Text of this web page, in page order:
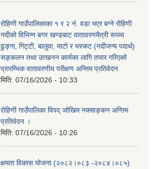
रोहिणी गाउँपालिकाका १ र २ नं. वडा भएर बग्ने रोहिणी
नदीको विभिन्न बगर खण्डबाट वातावरणमैत्री रूपमा
ढुङ्गा, गिट्टी, बालुवा, माटो र भस्कट (नदीजन्य पदार्थ)
सङ्कलन तथा उत्खनन कार्यका लागि तयार गरिएको
प्रारम्भिक वातावरणीय परीक्षण अन्तिम प्रतिवेदन
मिति: 07/16/2026 - 10:33
रोहिणी गाउँपालिका विपद् जोखिम नक्साङ्कन अन्तिम
प्रतिवेदन ।
मिति: 07/16/2026 - 10:26
क्षमता विकास योजना (२०८२।०८३‍ -२०८४।०८५)